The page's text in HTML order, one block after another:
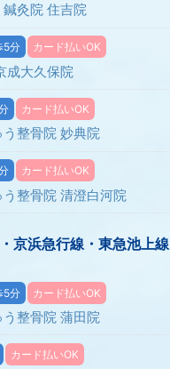
灸院 住吉院
5分 カード払いOK
成大久保院
カード払いOK
整骨院 妙典院
カード払いOK
整骨院 清澄白河院
京浜急行線・東急池上線
5分 カード払いOK
整骨院 蒲田院
カード払いOK